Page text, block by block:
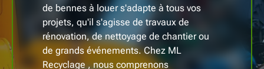
de bennes à louer s'adapte à tous vos
projets, qu'il s'agisse de travaux de
rénovation, de nettoyage de chantier ou
de grands événements. Chez ML
Recyclage , nous comprenons